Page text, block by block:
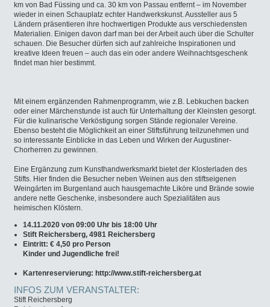
km von Bad Füssing und ca. 30 km von Passau entfernt – im November
wieder in einen Schauplatz echter Handwerkskunst. Aussteller aus 5
Ländern präsentieren ihre hochwertigen Produkte aus verschiedensten
Materialien. Einigen davon darf man bei der Arbeit auch über die Schulter
schauen. Die Besucher dürfen sich auf zahlreiche Inspirationen und
kreative Ideen freuen – auch das ein oder andere Weihnachtsgeschenk
findet man hier bestimmt.
Mit einem ergänzenden Rahmenprogramm, wie z.B. Lebkuchen backen
oder einer Märchenstunde ist auch für Unterhaltung der Kleinsten gesorgt.
Für die kulinarische Verköstigung sorgen Stände regionaler Vereine.
Ebenso besteht die Möglichkeit an einer Stiftsführung teilzunehmen und
so interessante Einblicke in das Leben und Wirken der Augustiner-
Chorherren zu gewinnen.
Eine Ergänzung zum Kunsthandwerksmarkt bietet der Klosterladen des
Stifts. Hier finden die Besucher neben Weinen aus den stiftseigenen
Weingärten im Burgenland auch hausgemachte Liköre und Brände sowie
andere nette Geschenke, insbesondere auch Spezialitäten aus
heimischen Klöstern.
14.11.2020 von 09:00 Uhr bis 18:00 Uhr
Stift Reichersberg, 4981 Reichersberg
Eintritt: € 4,50 pro Person
Kinder und Jugendliche frei!
Kartenreservierung: http://www.stift-reichersberg.at
INFOS ZUM VERANSTALTER:
Stift Reichersberg